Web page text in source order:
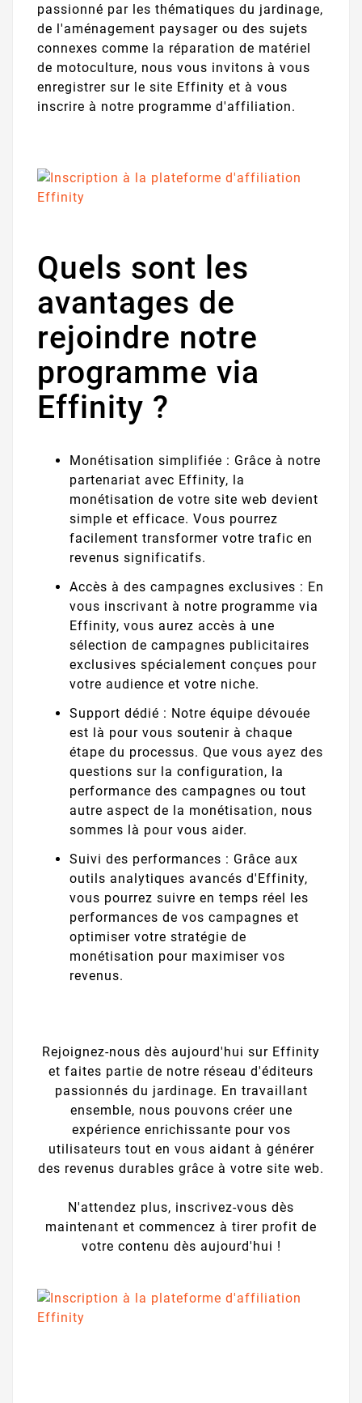
passionné par les thématiques du jardinage,
de l'aménagement paysager ou des sujets
connexes comme la réparation de matériel
de motoculture, nous vous invitons à vous
enregistrer sur le site Effinity et à vous
inscrire à notre programme d'affiliation.
Quels sont les
avantages de
rejoindre notre
programme via
Effinity ?
Monétisation simplifiée : Grâce à notre
partenariat avec Effinity, la
monétisation de votre site web devient
simple et efficace. Vous pourrez
facilement transformer votre trafic en
revenus significatifs.
Accès à des campagnes exclusives : En
vous inscrivant à notre programme via
Effinity, vous aurez accès à une
sélection de campagnes publicitaires
exclusives spécialement conçues pour
votre audience et votre niche.
Support dédié : Notre équipe dévouée
est là pour vous soutenir à chaque
étape du processus. Que vous ayez des
questions sur la configuration, la
performance des campagnes ou tout
autre aspect de la monétisation, nous
sommes là pour vous aider.
Suivi des performances : Grâce aux
outils analytiques avancés d'Effinity,
vous pourrez suivre en temps réel les
performances de vos campagnes et
optimiser votre stratégie de
monétisation pour maximiser vos
revenus.
Rejoignez-nous dès aujourd'hui sur Effinity
et faites partie de notre réseau d'éditeurs
passionnés du jardinage. En travaillant
ensemble, nous pouvons créer une
expérience enrichissante pour vos
utilisateurs tout en vous aidant à générer
des revenus durables grâce à votre site web.
N'attendez plus, inscrivez-vous dès
maintenant et commencez à tirer profit de
votre contenu dès aujourd'hui !